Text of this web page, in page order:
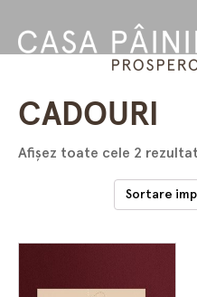
CADOURI
Afișez toate cele 2